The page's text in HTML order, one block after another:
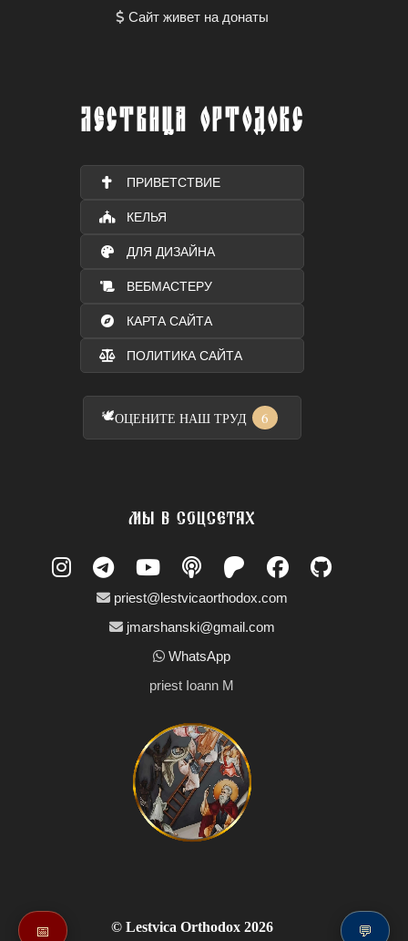
Сайт живет на донаты
ЛЕСТВИЦА ОРТОДОКС
ПРИВЕТСТВИЕ
КЕЛЬЯ
ДЛЯ ДИЗАЙНА
ВЕБМАСТЕРУ
КАРТА САЙТА
ПОЛИТИКА САЙТА
🕊️ОЦЕНИТЕ НАШ ТРУД 6
МЫ В СОЦСЕТЯХ
priest@lestvicaorthodox.com
jmarshanski@gmail.com
WhatsApp
priest Ioann M
📅 © Lestvica Orthodox 2026 💬